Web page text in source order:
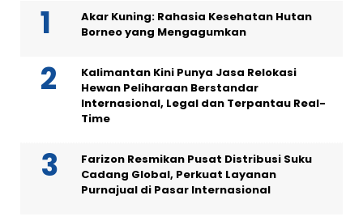
Akar Kuning: Rahasia Kesehatan Hutan
Borneo yang Mengagumkan
Kalimantan Kini Punya Jasa Relokasi
Hewan Peliharaan Berstandar
Internasional, Legal dan Terpantau Real-
Time
Farizon Resmikan Pusat Distribusi Suku
Cadang Global, Perkuat Layanan
Purnajual di Pasar Internasional